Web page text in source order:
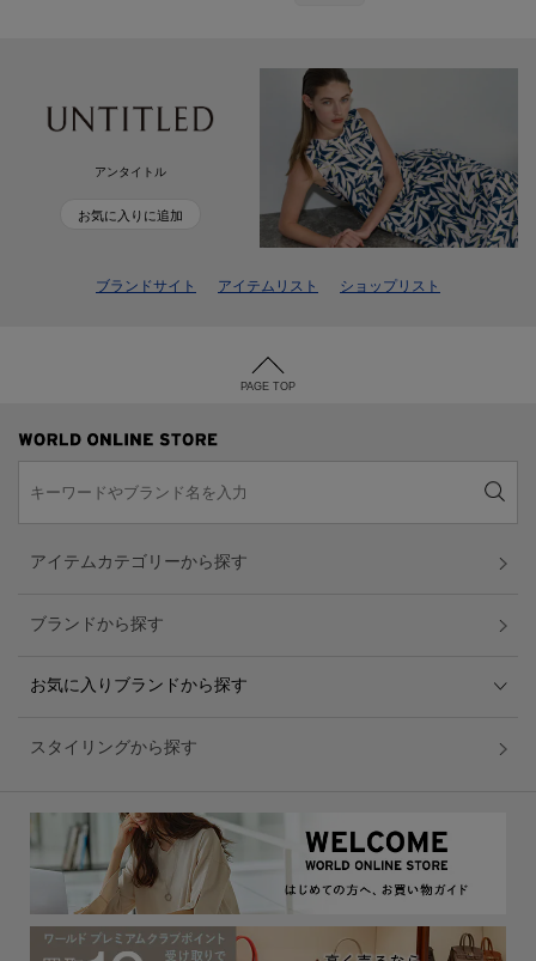
アンタイトル
お気に入りに追加
ブランドサイト アイテムリスト ショップリスト
PAGE TOP
アイテムカテゴリーから探す
ブランドから探す
お気に入りブランドから探す
スタイリングから探す